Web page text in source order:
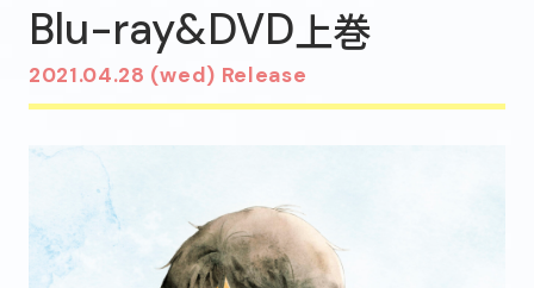
BOOKS
GOODS
FUKUI × 2.43
FUKUI MAP
@243anime
Blu-ray&DVD上巻
2021.04.28 (wed) Release